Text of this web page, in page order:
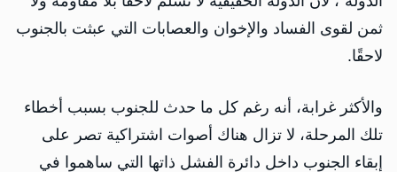
ثمن لقوى الفساد والإخوان والعصابات التي عبثت بالجنوب
لاحقًا.
والأكثر غرابة، أنه رغم كل ما حدث للجنوب بسبب أخطاء
تلك المرحلة، لا تزال هناك أصوات اشتراكية تصر على
إبقاء الجنوب داخل دائرة الفشل ذاتها التي ساهموا في